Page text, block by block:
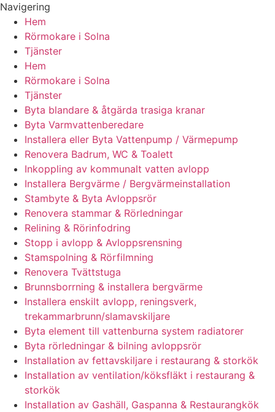
Navigering
Hem
Rörmokare i Solna
Tjänster
Hem
Rörmokare i Solna
Tjänster
Byta blandare & åtgärda trasiga kranar
Byta Varmvattenberedare
Installera eller Byta Vattenpump / Värmepump
Renovera Badrum, WC & Toalett
Inkoppling av kommunalt vatten avlopp
Installera Bergvärme / Bergvärmeinstallation
Stambyte & Byta Avloppsrör
Renovera stammar & Rörledningar
Relining & Rörinfodring
Stopp i avlopp & Avloppsrensning
Stamspolning & Rörfilmning
Renovera Tvättstuga
Brunnsborrning & installera bergvärme
Installera enskilt avlopp, reningsverk,
trekammarbrunn/slamavskiljare
Byta element till vattenburna system radiatorer
Byta rörledningar & bilning avloppsrör
Installation av fettavskiljare i restaurang & storkök
Installation av ventilation/köksfläkt i restaurang &
storkök
Installation av Gashäll, Gaspanna & Restaurangkök